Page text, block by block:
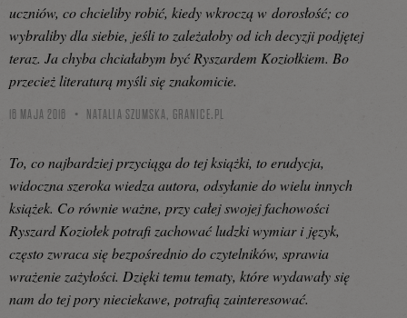
uczniów, co chcieliby robić, kiedy wkroczą w dorosłość; co
wybraliby dla siebie, jeśli to zależałoby od ich decyzji podjętej
teraz. Ja chyba chciałabym być Ryszardem Koziołkiem. Bo
przecież literaturą myśli się znakomicie.
16 MAJA 2016 NATALIA SZUMSKA, GRANICE.PL
To, co najbardziej przyciąga do tej książki, to erudycja,
widoczna szeroka wiedza autora, odsyłanie do wielu innych
książek. Co równie ważne, przy całej swojej fachowości
Ryszard Koziołek potrafi zachować ludzki wymiar i język,
często zwraca się bezpośrednio do czytelników, sprawia
wrażenie zażyłości. Dzięki temu tematy, które wydawały się
nam do tej pory nieciekawe, potrafią zainteresować.